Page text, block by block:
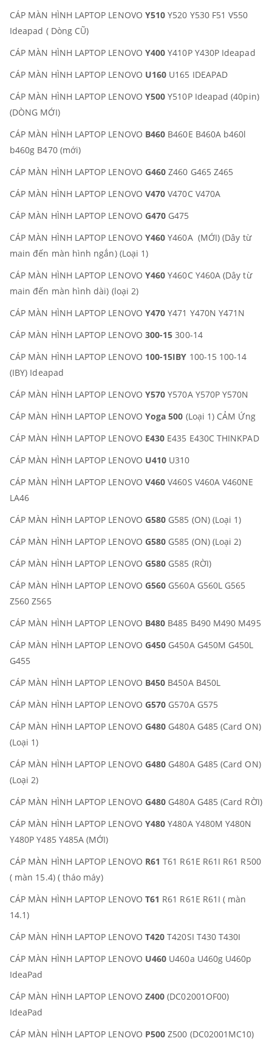
CÁP MÀN HÌNH LAPTOP LENOVO Y510 Y520 Y530 F51 V550
Ideapad ( Dòng CŨ)
CÁP MÀN HÌNH LAPTOP LENOVO Y400 Y410P Y430P Ideapad
CÁP MÀN HÌNH LAPTOP LENOVO U160 U165 IDEAPAD
CÁP MÀN HÌNH LAPTOP LENOVO Y500 Y510P Ideapad (40pin)
(DÒNG MỚI)
CÁP MÀN HÌNH LAPTOP LENOVO B460 B460E B460A b460l
b460g B470 (mới)
CÁP MÀN HÌNH LAPTOP LENOVO G460 Z460 G465 Z465
CÁP MÀN HÌNH LAPTOP LENOVO V470 V470C V470A
CÁP MÀN HÌNH LAPTOP LENOVO G470 G475
CÁP MÀN HÌNH LAPTOP LENOVO Y460 Y460A (MỚI) (Dây từ
main đến màn hình ngắn) (Loại 1)
CÁP MÀN HÌNH LAPTOP LENOVO Y460 Y460C Y460A (Dây từ
main đến màn hình dài) (loại 2)
CÁP MÀN HÌNH LAPTOP LENOVO Y470 Y471 Y470N Y471N
CÁP MÀN HÌNH LAPTOP LENOVO 300-15 300-14
CÁP MÀN HÌNH LAPTOP LENOVO 100-15IBY 100-15 100-14
(IBY) Ideapad
CÁP MÀN HÌNH LAPTOP LENOVO Y570 Y570A Y570P Y570N
CÁP MÀN HÌNH LAPTOP LENOVO Yoga 500 (Loại 1) CẢM Ứng
CÁP MÀN HÌNH LAPTOP LENOVO E430 E435 E430C THINKPAD
CÁP MÀN HÌNH LAPTOP LENOVO U410 U310
CÁP MÀN HÌNH LAPTOP LENOVO V460 V460S V460A V460NE
LA46
CÁP MÀN HÌNH LAPTOP LENOVO G580 G585 (ON) (Loại 1)
CÁP MÀN HÌNH LAPTOP LENOVO G580 G585 (ON) (Loại 2)
CÁP MÀN HÌNH LAPTOP LENOVO G580 G585 (RỜI)
CÁP MÀN HÌNH LAPTOP LENOVO G560 G560A G560L G565
Z560 Z565
CÁP MÀN HÌNH LAPTOP LENOVO B480 B485 B490 M490 M495
CÁP MÀN HÌNH LAPTOP LENOVO G450 G450A G450M G450L
G455
CÁP MÀN HÌNH LAPTOP LENOVO B450 B450A B450L
CÁP MÀN HÌNH LAPTOP LENOVO G570 G570A G575
CÁP MÀN HÌNH LAPTOP LENOVO G480 G480A G485 (Card ON)
(Loại 1)
CÁP MÀN HÌNH LAPTOP LENOVO G480 G480A G485 (Card ON)
(Loại 2)
CÁP MÀN HÌNH LAPTOP LENOVO G480 G480A G485 (Card RỜI)
CÁP MÀN HÌNH LAPTOP LENOVO Y480 Y480A Y480M Y480N
Y480P Y485 Y485A (MỚI)
CÁP MÀN HÌNH LAPTOP LENOVO R61 T61 R61E R61I R61 R500
( màn 15.4) ( tháo máy)
CÁP MÀN HÌNH LAPTOP LENOVO T61 R61 R61E R61I ( màn
14.1)
CÁP MÀN HÌNH LAPTOP LENOVO T420 T420SI T430 T430I
CÁP MÀN HÌNH LAPTOP LENOVO U460 U460a U460g U460p
IdeaPad
CÁP MÀN HÌNH LAPTOP LENOVO Z400 (DC02001OF00)
IdeaPad
CÁP MÀN HÌNH LAPTOP LENOVO P500 Z500 (DC02001MC10)